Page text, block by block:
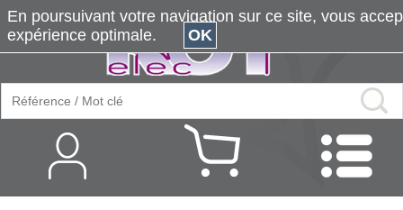
En poursuivant votre navigation sur ce site, vous
expérience optimale.
OK